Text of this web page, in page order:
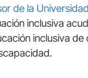
de la
inclusiva
inclusiva de